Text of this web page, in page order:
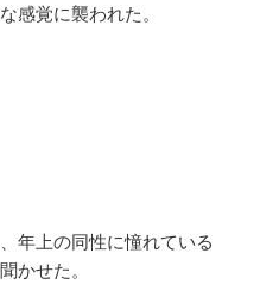
感覚に襲われた。
年上の同性に憧れている
かせた。